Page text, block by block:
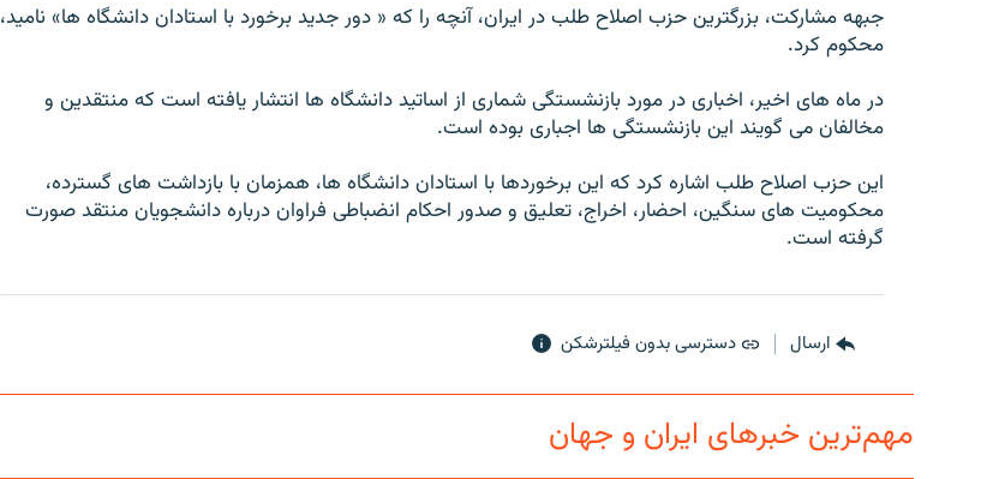
انتخاب کنید و بشنوید
برنامه‌های رادیویی
فرکانس‌ها
چندرسانه‌ای
گزارش‌های تصویری
گزارش‌های ویدئویی
جبهه مشارکت، بزرگترين حزب اصلاح طلب در ايران، آنچه را که « دور جديد برخورد با استادان دانشگاه ها» ناميد،
محکوم کرد.
در ماه های اخير، اخباری در مورد بازنشستگی شماری از اساتيد دانشگاه ها انتشار يافته است که منتقدين و
مخالفان می گويند اين بازنشستگی ها اجباری بوده است.
اين حزب اصلاح طلب اشاره کرد که اين برخوردها با استادان دانشگاه ها، همزمان با بازداشت های گسترده،
محکوميت های سنگين، احضار، اخراج، تعليق و صدور احکام انضباطی فراوان درباره دانشجويان منتقد صورت
گرفته است.
ارسال دسترسی بدون فیلترشکن
مهم‌ترین خبرهای ایران و جهان